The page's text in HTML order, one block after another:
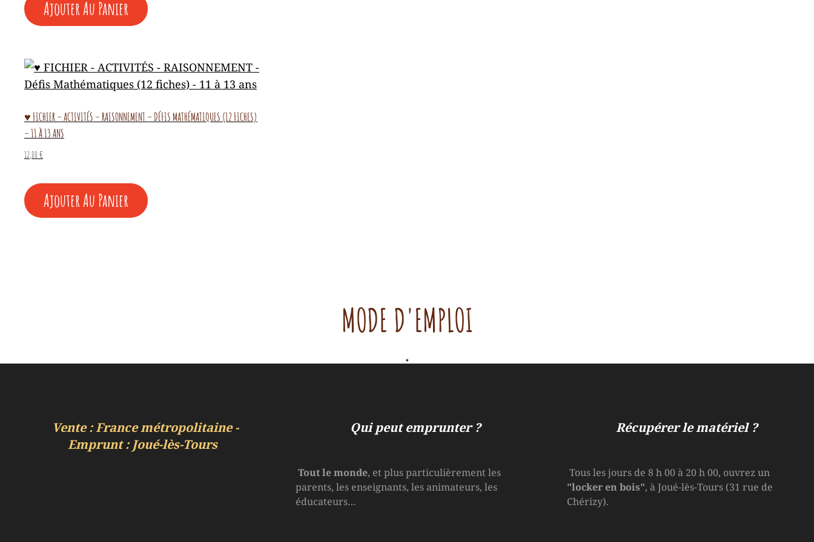
Ajouter Au Panier
♥ FICHIER – ACTIVITÉS – RAISONNEMENT – DÉFIS MATHÉMATIQUES (12 FICHES)
– 11 À 13 ANS
12,00 €
Ajouter Au Panier
MODE D'EMPLOI
.
Vente : France métropolitaine -
Emprunt : Joué-lès-Tours
Qui peut emprunter ?
Tout le monde, et plus particulièrement les
parents, les enseignants, les animateurs, les
éducateurs…
Récupérer le matériel ?
Tous les jours de 8 h 00 à 20 h 00, ouvrez un
"locker en bois", à Joué-lès-Tours (31 rue de
Chérizy).